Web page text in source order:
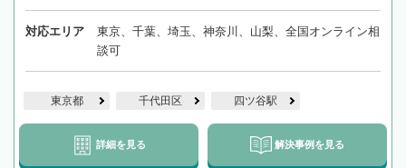
対応エリア
東京、千葉、埼玉、神奈川、山梨、全国オンライン相
談可
東京都 千代田区 四ツ谷駅
詳細を見る 解決事例を見る